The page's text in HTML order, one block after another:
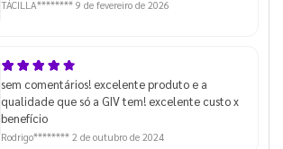
TÁCILLA******** 9 de fevereiro de 2026
sem comentários! excelente produto e a
qualidade que só a GIV tem! excelente custo x
benefício
Rodrigo******** 2 de outubro de 2024